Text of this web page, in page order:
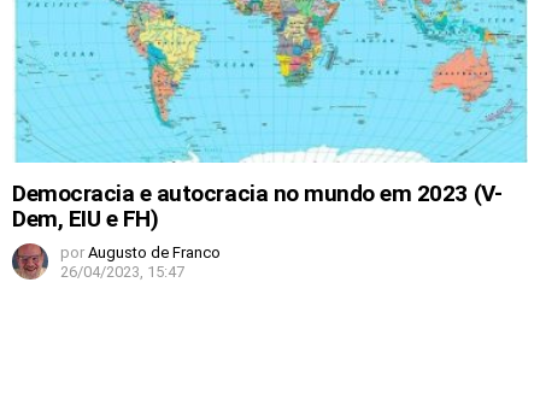
Democracia e autocracia no mundo em 2023 (V-
Dem, EIU e FH)
por Augusto de Franco
26/04/2023, 15:47